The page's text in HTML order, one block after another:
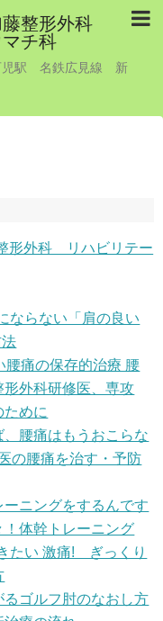
整形外科
チ科
児駅 名鉄広見線 新
形外科 リハビリテー
ならない「肩の良い
腰痛の保存的治療 腰
外科研修医、専攻
ために
腰痛はもうおこらな
の腰痛を治す・予防
ニングをするんです
体幹トレーニング
たい 激痛! ぎっくり
ゴルフ肘のなおし方